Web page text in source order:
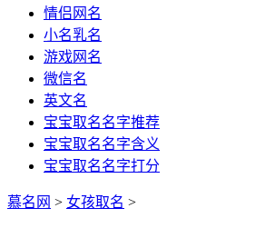
情侣网名
小名乳名
游戏网名
微信名
英文名
宝宝取名名字推荐
宝宝取名名字含义
宝宝取名名字打分
慕名网 > 女孩取名 >